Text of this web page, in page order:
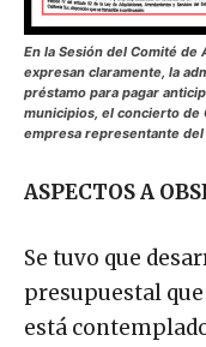
En la Sesión del Comité de
expresan claramente, la
préstamo para pagar
municipios, el concierto de
empresa representante
ASPECTOS A
Se tuvo que
presupuestal
está